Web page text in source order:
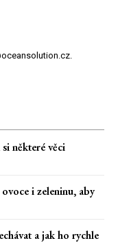
některé věci
i zeleninu, aby
a jak ho rychle